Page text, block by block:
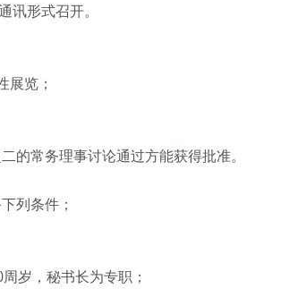
形式召开。
览；
常务理事讨论通过方能获得批准。
列条件；
岁，秘书长为专职；